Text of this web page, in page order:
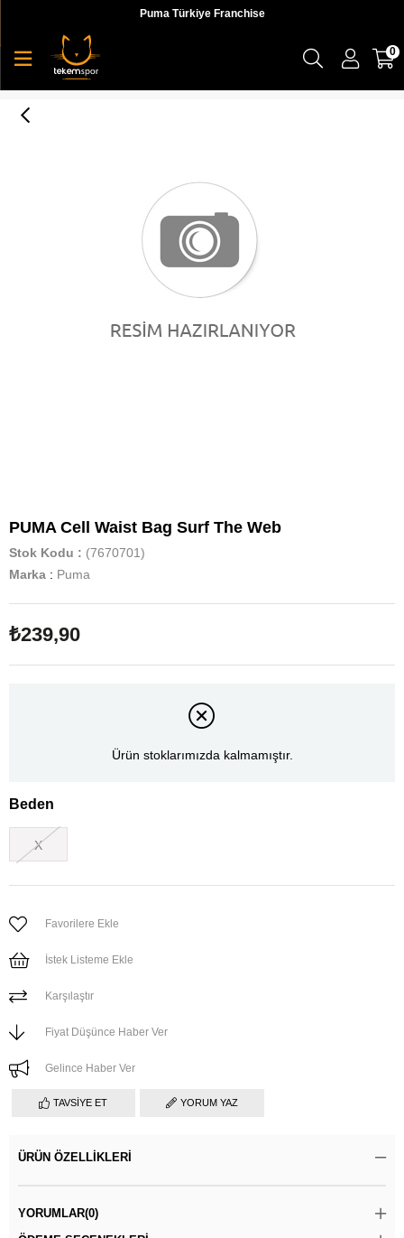
Puma Türkiye Franchise
0
PUMA Cell Waist Bag Surf The Web
Stok Kodu
(7670701)
Marka : Puma
₺239,90
Ürün stoklarımızda kalmamıştır.
Beden
X
Favorilere Ekle
İstek Listeme Ekle
Karşılaştır
Fiyat Düşünce Haber Ver
Gelince Haber Ver
TAVSIYE ET YORUM YAZ
ÜRÜN ÖZELLIKLERI
YORUMLAR(0)